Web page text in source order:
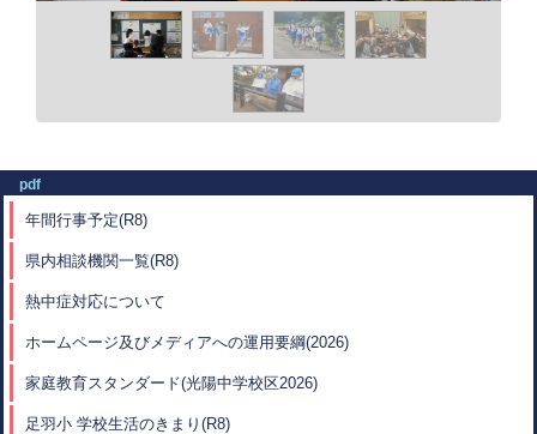
pdf
年間行事予定(R8)
県内相談機関一覧(R8)
熱中症対応について
ホームページ及びメディアへの運用要綱(2026)
家庭教育スタンダード(光陽中学校区2026)
足羽小 学校生活のきまり(R8)